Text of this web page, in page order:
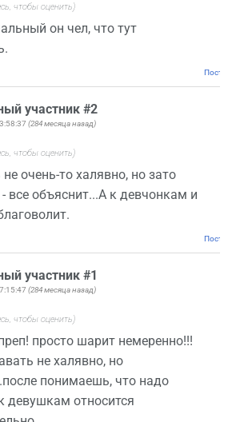
чтобы оценить)
он чел, что тут
участник #2
(284 месяца назад)
чтобы оценить)
очень-то халявно, но зато
все объяснит...А к девчонкам и
участник #1
(284 месяца назад)
чтобы оценить)
просто шарит немеренно!!!
не халявно, но
понимаешь, что надо
девушкам относится